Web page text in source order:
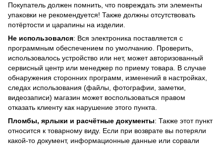
Покупатель должен помнить, что повреждать эти элементы
упаковки не рекомендуется! Также должны отсутствовать
потёртости и царапины на изделии.
Не использовался: Вся электроника поставляется с
программным обеспечением по умолчанию. Проверить,
использовалось устройство или нет, может авторизованный
сервисный центр или менеджер по приему товара. В случае
обнаружения сторонних программ, изменений в настройках,
следах использования (файлы, фотографии, заметки,
видеозаписи) магазин может воспользоваться правом
отказать клиенту как нарушение этого пункта.
Пломбы, ярлыки и расчётные документы: Также этот пункт
относится к товарному виду. Если при возврате вы потеряли
какой-то документ, информационные данные или сорвали